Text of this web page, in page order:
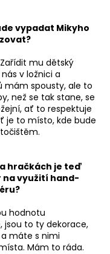
vypadat Mikyho
mu dětský
v ložnici a
mám spousty, ale to
než se tak stane, se
ať to respektuje
je to místo, kde bude
hračkách je teď
na využití hand-
hodnotu
jsou to ty dekorace,
máte s nimi
Mám to ráda.